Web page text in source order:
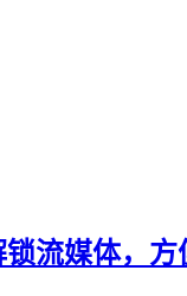
流媒体，